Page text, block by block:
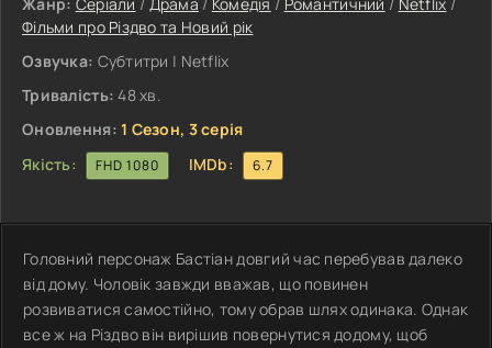
Фільми про Різдво та Новий рік
Озвучка: Субтитри | Netflix
Тривалість: 48 хв.
Оновлення: 1 Сезон, 3 серія
Якість:
FHD 1080 IMDb: 6.7
Головний персонаж Бастіан довгий час перебував далеко
від дому. Чоловік завжди вважав, що повинен
розвиватися самостійно, тому обрав шлях одинака. Однак
все ж на Різдво він вирішив повернутися додому, щоб